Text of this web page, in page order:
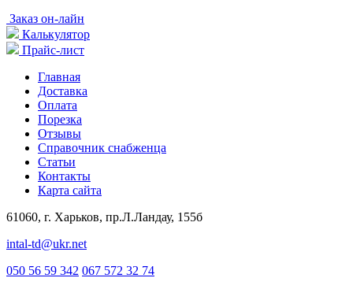
Заказ он-лайн
Калькулятор
Прайс-лист
Главная
Доставка
Оплата
Порезка
Отзывы
Справочник снабженца
Статьи
Контакты
Карта сайта
61060, г. Харьков, пр.Л.Ландау, 155б
intal-td@ukr.net
050 56 59 342 067 572 32 74